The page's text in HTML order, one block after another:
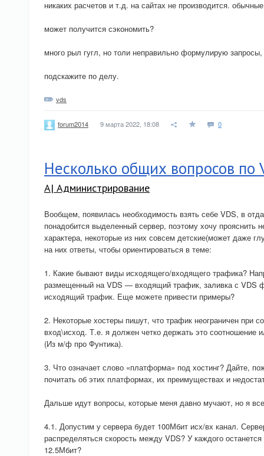
никаких расчетов и т.д. на сайтах не производится.
может получится сэкономить?
много рыл гугл, но толи неправильно формулирую
подскажите по делу.
vds
forum2014 9 марта 2022, 18:08 0
Несколько общих вопросов по
A| Администрирование
Вообщем, появилась необходимость взять себе VDS, в
понадобится выделенный сервер, поэтому хочу прояснить
характера, некоторые из них совсем детские(может даже
на них ответы, чтобы ориентироваться в теме:
1. Какие бывают виды исходящего/входящего трафика?
размещенный на VDS — входящий трафик, заливка с VDS
исходящий трафик. Еще можете привести примеры?
2. Некоторые хостеры пишут, что трафик неограничен при
вход\исход. Т.е. я должен четко держать это
(Из м/ф про Фунтика).
3. Что означает слово «платформа» под хостинг? Дайте,
почитать об этих платформах, их преимуществах и
Дальше идут вопросы, которые меня давно мучают, но я
4.1. Допустим у сервера будет 100Мбит исх/вх канал.
распределяться скорость между VDS? У каждого
12.5Мбит?